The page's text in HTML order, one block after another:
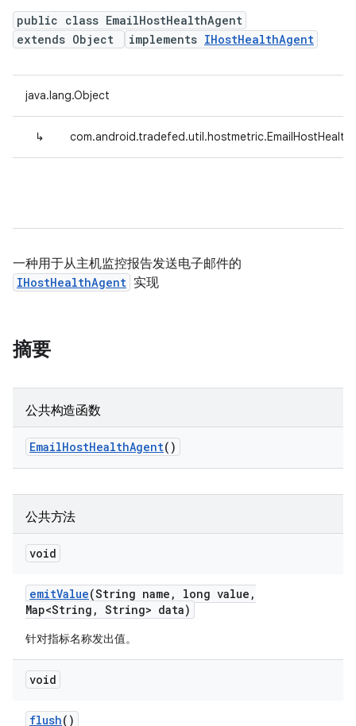
public class EmailHostHealthAgent
extends Object
implements IHostHealthAgent
java.lang.Object
↳
一种用于从主机监控报告发送电子邮件的
IHostHealthAgent 实现
摘要
公共构造函数
EmailHostHealthAgent()
公共方法
void
emitValue(String name , long value ,
Map<String , String> data)
针对指标名称发出值。
void
flush()